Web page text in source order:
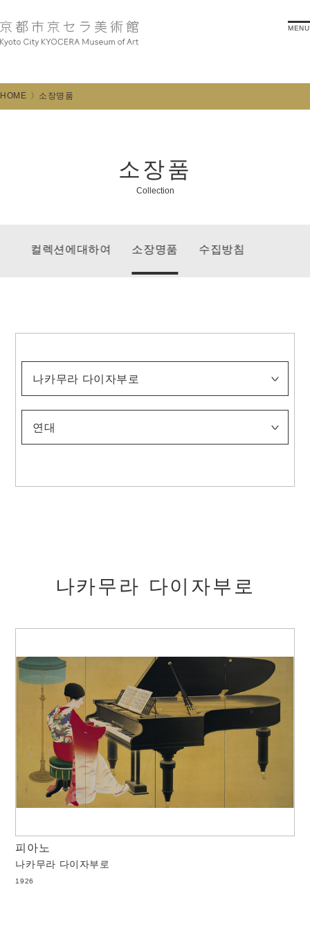
MENU
HOME 소장명품
소장품
Collection
컬렉션에대하여 소장명품 수집방침
나카무라 다이자부로
아사이 주
이나가키 도시지로
이리에 하코
이토 야스히코
가미사카 셋카
가노코기 다케시로
기쿠치 호분
기쿠치 게이게쓰
기타노 쓰네토미
기타와키 노보루
(5대) 기요미즈 로쿠베
고노 바이레이
고노시마 오코쿠
마키노 가쓰지
마쓰모토 이치요
무라카미 가가쿠
나카무라 다이자부로
나카무라 호세이
나카무라 겐이치
니시무라 고운
니시야마 스이쇼
노나가세 반카
오고 도모노스케
오쿠무라 가조
오타 조우
오타 기지로
스다 구니타로
다케우치 세이호
다마키 스에카즈
다무라 소류
다테하타 다이무
도미오카 뎃사이
도미타 게이센
도토리 에이키
쓰치다 바쿠센
쓰지 가코
우에무라 쇼엔
야마모토 슌쿄
야마자키 조운
야스이 소타로
연대
나카무라 다이자부로
피아노
나카무라 다이자부로
1926